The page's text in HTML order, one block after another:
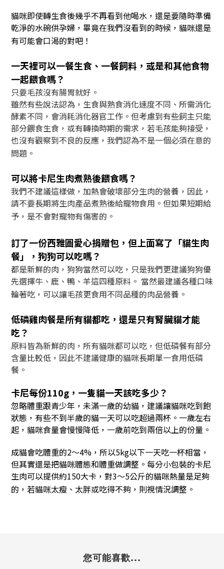
貓咪即使轉生食後幾乎不再看到他喝水，還是要隨時準備
乾淨的水碗供孕婦，畢竟在我們沒看到的時候，貓咪還是
有可能會口渴的對吧！
一天裡可以一餐生食、一餐飼料，或是和其他食物
一起餵食嗎？
只要毛孩沒有腸胃就好。
雖然有些說法認為，生食與熟食消化速度不同、所需消化
酵素不同，會消耗消化器官工作。但考慮到有些飼主只能
部分餵食生食，或有轉換時期的需求，若毛孩能夠接受，
也沒有觀察到不良的反應，我們認為不是一個必須在意的
問題。
可以將卡尼生肉煮熟後餵食嗎？
我們不建議這樣做，加熱會破壞部分生肉的營養，因此，
請不要長期將生肉產品煮熟後給寵物食用。但如果短期給
予，是不會對寵物有傷害的。
訂了一份西雅圖愛心捐贈包，但上面寫了「貓生肉
餐」，狗狗可以吃嗎？
都是新鮮的肉，狗狗當然可以吃，只是我們更建議狗狗優
先選擇牛、鹿、鴨、羊這四種原料。 當然最建議各種口味
輪著吃，可以讓毛孩更食用不同品種的肉品營養。
低磷雞肉餐是所有貓都吃，還是只有腎臟貓才能
吃？
原料皆為新鮮的肉，所有貓咪都可以吃，但低磷餐有部分
含量比較低，因此不建議健康的貓咪長期單一食用低磷
餐。
卡尼每份110g，一隻貓一天該吃多少？
忽略體重跟青少年，未滿一歲的幼貓，建議讓貓咪吃到飽
狀態，有些不到半歲的貓一天可以吃超過兩杯。一歲左右
起，貓咪食量會慢慢降低，一歲前吃到兩倍以上的份量。
成貓會吃體重的2～4%，所以5kg以下一天吃一杯相當，
但其實還是把貓咪體態和體重做調整。每分小包裝的卡尼
生肉可以提供約150大卡，對3～5公斤的貓咪熱量是足夠
的，若貓咪太瘦、太胖或吃得不夠，則視情況調整。
您可能喜歡...